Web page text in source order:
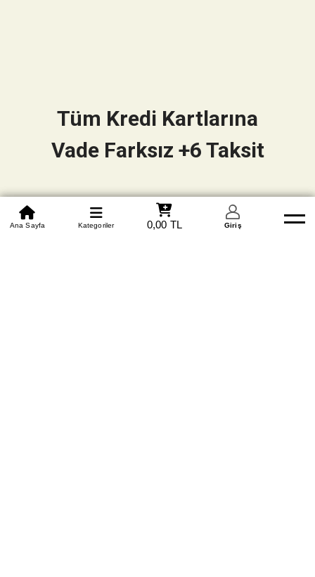
0850 305 09 70
Beden Tablosu Banka Hesapları Whatsapp Yardım
Ana Sayfa Kategoriler 0,00 TL Giriş
Tüm Kredi Kartlarına
Vade Farksız +6 Taksit